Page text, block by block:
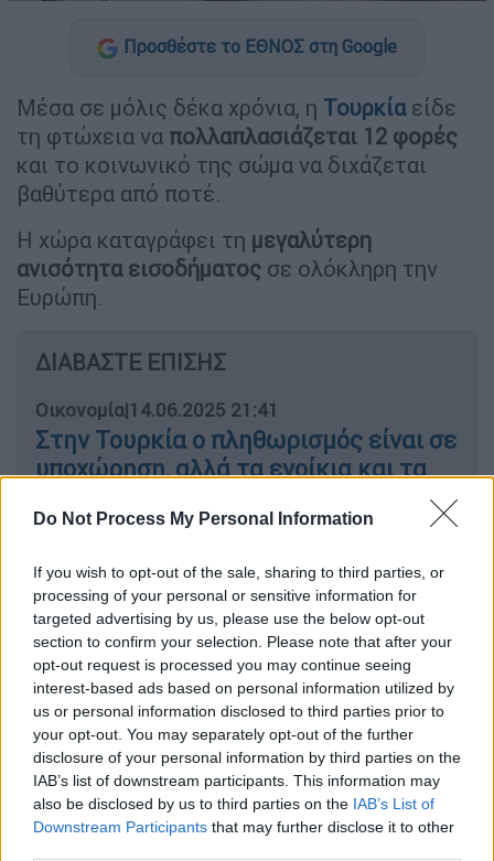
Do Not Process My Personal Information
If you wish to opt-out of the sale, sharing to third parties, or
processing of your personal or sensitive information for
targeted advertising by us, please use the below opt-out
section to confirm your selection. Please note that after your
opt-out request is processed you may continue seeing
interest-based ads based on personal information utilized by
us or personal information disclosed to third parties prior to
your opt-out. You may separately opt-out of the further
disclosure of your personal information by third parties on the
IAB’s list of downstream participants. This information may
also be disclosed by us to third parties on the IAB’s List of
Downstream Participants that may further disclose it to other
Προσθέστε το ΕΘΝΟΣ στη Google
Μέσα σε μόλις δέκα χρόνια, η Τουρκία είδε
τη φτώχεια να πολλαπλασιάζεται 12 φορές
και το κοινωνικό της σώμα να διχάζεται
βαθύτερα από ποτέ.
Η χώρα καταγράφει τη μεγαλύτερη
ανισότητα εισοδήματος σε ολόκληρη την
Ευρώπη.
ΔΙΑΒΑΣΤΕ ΕΠΙΣΗΣ
Οικονομία|14.06.2025 21:41
Στην Τουρκία ο πληθωρισμός είναι σε
υποχώρηση, αλλά τα ενοίκια και τα
Κόσμος| 09.10.2025 13:48
Ο Ερντογάν ευχαριστεί τον Τραμπ για
την εκεχειρία στη Γάζα
Η νέα «Έκθεση για την Ανισότητα
Εισοδήματος και τη Φτώχεια στην Τουρκία»
του συνδικάτου Disk αποτυπώνει με
ωμότητα τις κοινωνικές συνέπειες της
οικονομικής κρίσης και του διαρκούς